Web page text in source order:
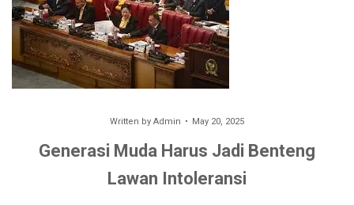
Written by Admin May 20, 2025
Generasi Muda Harus Jadi Benteng
Lawan Intoleransi